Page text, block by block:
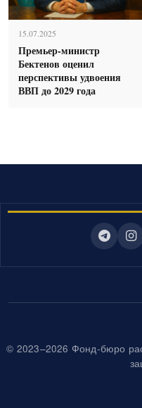
15.07.2025
Премьер-министр
Бектенов оценил
перспективы удвоения
ВВП до 2029 года
© 2023–2026 Фонд-бюро